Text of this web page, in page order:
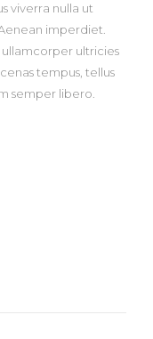
viverra nulla ut
imperdiet.
ullamcorper ultricies
tempus, tellus
semper libero.